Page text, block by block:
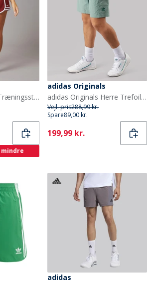
Reebok Dame ID Træningsstrik Shorts Rich Maroon
adidas Originals
adidas Originals Herre Trefoil Essentials Vævede Shorts Silver Green
Vejl. pris288,99 kr.
Spare89,00 kr.
Current
199,99 kr.
adidas